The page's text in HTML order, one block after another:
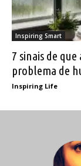
Inspiring Smart
7 sinais de
problema de
Inspiring Life